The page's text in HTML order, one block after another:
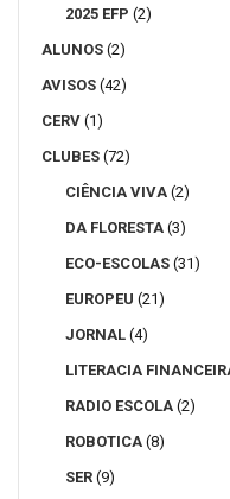
2025 EFP (2)
ALUNOS (2)
AVISOS (42)
CERV (1)
CLUBES (72)
CIÊNCIA VIVA (2)
DA FLORESTA (3)
ECO-ESCOLAS (31)
EUROPEU (21)
JORNAL (4)
LITERACIA
RADIO ESCOLA (2)
ROBOTICA (8)
SER (9)